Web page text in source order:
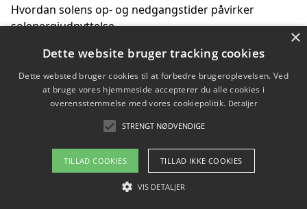
Hvordan solens op- og nedgangstider påvirker
solenergiudnyttelse
Hvordan du får svar på energispørgsmål om
vedvarende energikilder
Om / kontakt
Blog Betingelser
×
Dette website bruger tracking cookies
Dette websted bruger cookies til at forbedre brugeroplevelsen. Ved
at bruge vores hjemmeside accepterer du alle cookies i
overensstemmelse med vores cookiepolitik. Detaljer
STRENGT NØDVENDIGE
TILLAD COOKIES TILLAD IKKE COOKIES
VIS DETALJER